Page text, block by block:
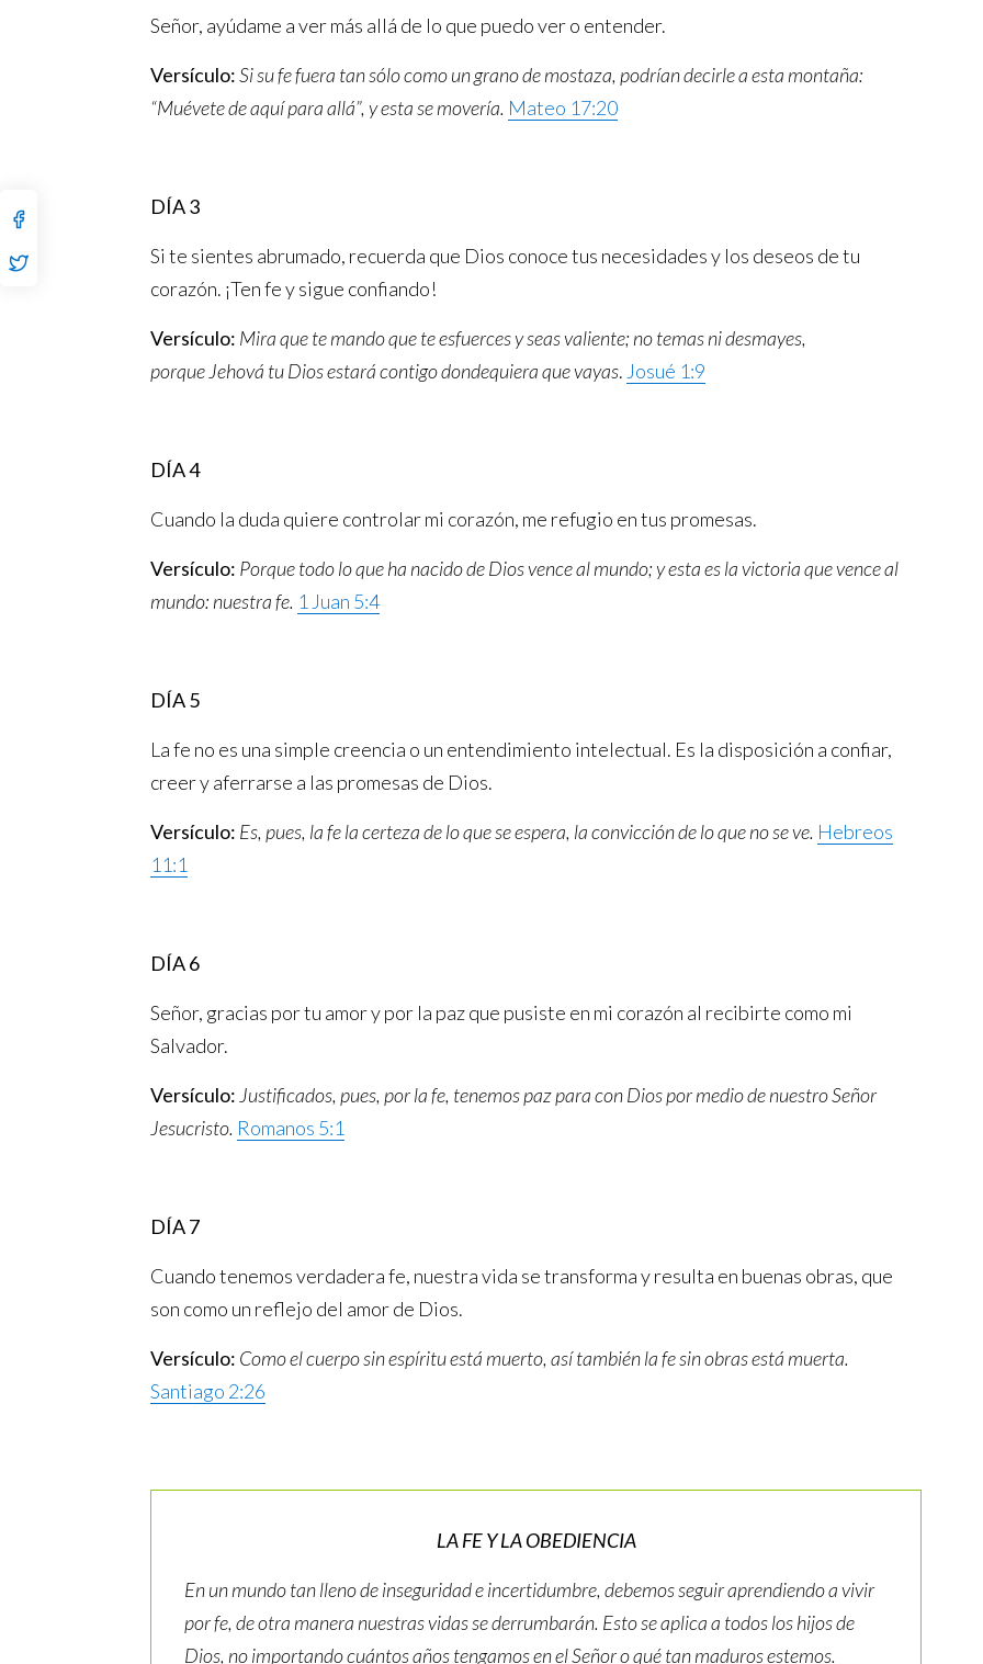
Señor, ayúdame a ver más allá de lo que puedo ver o entender.
Versículo:Si su fe fuera tan sólo como un grano de mostaza, podrían decirle a esta montaña:
“Muévete de aquí para allá”, y esta se movería. Mateo 17:20
DÍA 3
Si te sientes abrumado, recuerda que Dios conoce tus necesidades y los deseos de tu
corazón. ¡Ten fe y sigue confiando!
Versículo: Mira que te mando que te esfuerces y seas valiente; no temas ni desmayes,
porque Jehová tu Dios estará contigo dondequiera que vayas.Josué 1:9
DÍA 4
Cuando la duda quiere controlar mi corazón, me refugio en tus promesas.
Versículo: Porque todo lo que ha nacido de Dios vence al mundo; y esta es la victoria que vence al
mundo: nuestra fe. 1 Juan 5:4
DÍA 5
La fe no es una simple creencia o un entendimiento intelectual. Es la disposición a confiar,
creer y aferrarse a las promesas de Dios.
Versículo: Es, pues, la fe la certeza de lo que se espera, la convicción de lo que no se ve. Hebreos
11:1
DÍA 6
Señor, gracias por tu amor y por la paz que pusiste en mi corazón al recibirte como mi
Salvador.
Versículo:Justificados, pues, por la fe, tenemos paz para con Dios por medio de nuestro Señor
Jesucristo. Romanos 5:1
DÍA 7
Cuando tenemos verdadera fe, nuestra vida se transforma y resulta en buenas obras, que
son como un reflejo del amor de Dios.
Versículo: Como el cuerpo sin espíritu está muerto, así también la fe sin obras está muerta.
Santiago 2:26
LA FE Y LA OBEDIENCIA
En un mundo tan lleno de inseguridad e incertidumbre, debemos seguir aprendiendo a vivir
por fe, de otra manera nuestras vidas se derrumbarán. Esto se aplica a todos los hijos de
Dios, no importando cuántos años tengamos en el Señor o qué tan maduros estemos.